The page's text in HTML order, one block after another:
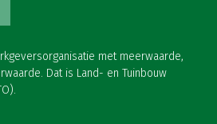
met meerwaarde,
Dat is Land- en Tuinbouw